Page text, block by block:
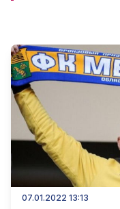
07.01.2022 13:13